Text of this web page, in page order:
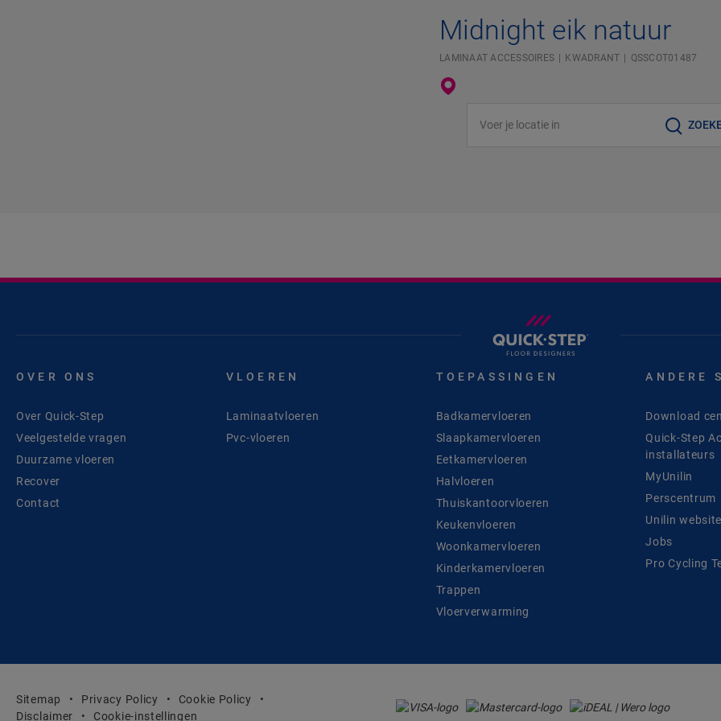
Midnight eik natuur
LAMINAAT ACCESSOIRES KWADRANT QSSCOT01487
OVER ONS
Over Quick-Step
Veelgestelde vragen
Duurzame vloeren
Recover
Contact
VLOEREN
Laminaatvloeren
Pvc-vloeren
TOEPASSINGEN
Badkamervloeren
Slaapkamervloeren
Eetkamervloeren
Halvloeren
Thuiskantoorvloeren
Keukenvloeren
Woonkamervloeren
Kinderkamervloeren
Trappen
Vloerverwarming
ANDERE
Download
Quick-Step
installateurs
MyUnilin
Perscentrum
Unilin
Jobs
Pro Cycling
Sitemap Privacy Policy
Cookie Policy
Disclaimer
Cookie-instellingen